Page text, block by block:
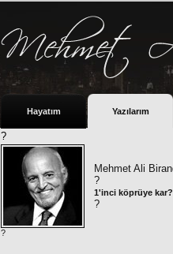
Hayatım Yazılarım
?
Mehmet Ali
?
1'inci köprüye
?
?